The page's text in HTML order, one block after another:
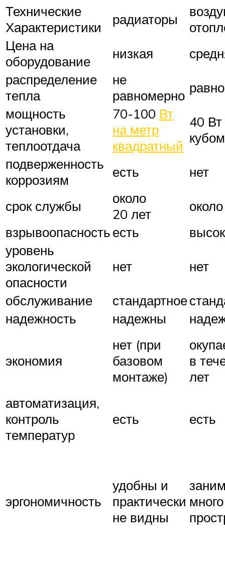
Технические
Характеристики
радиаторы
Цена на
оборудование
низкая
распределение
тепла
не
равномерно
мощность
установки,
теплоотдача
70-100 Вт
на метр
квадратный
40 Вт
подверженность
коррозиям
есть нет
срок службы
около
20 лет
взрывоопасностьесть
уровень
экологической
опасности
нет нет
обслуживание стандартное
надежность
надежны
экономия
нет (при
базовом
монтаже)
в
лет
автоматизация,
контроль
температур
есть есть
эргономичность
удобны и
практически
не видны
много